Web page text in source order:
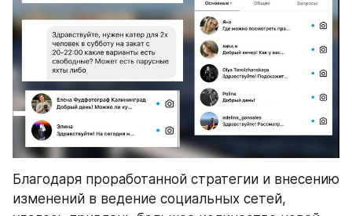
Благодаря проработанной стратегии и внесению
изменений в ведение социальных сетей,